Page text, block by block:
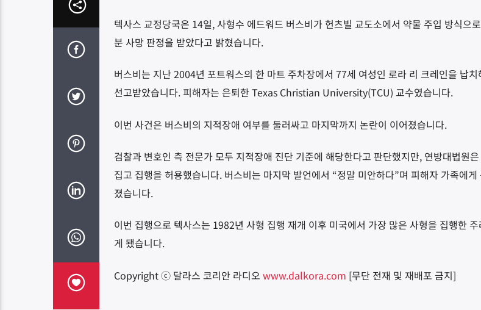
텍사스 교정당국은 14일, 사형수 에드워드 버스비가 헌츠빌 교도소에서 약물 주입 방식으
분 사망 판정을 받았다고 밝혔습니다.
버스비는 지난 2004년 포트워스의 한 마트 주차장에서 77세 여성인 로라 리 크레인을 납
선고받았습니다. 피해자는 은퇴한 Texas Christian University(TCU) 교수였습니다.
이번 사건은 버스비의 지적장애 여부를 둘러싸고 마지막까지 논란이 이어졌습니다.
검찰과 변호인 측 전문가 모두 지적장애 진단 기준에 해당한다고 판단했지만, 연방대법원
집고 집행을 허용했습니다. 버스비는 마지막 발언에서 “정말 미안하다”며 피해자 가족에
졌습니다.
이번 집행으로 텍사스는 1982년 사형 집행 재개 이후 미국에서 가장 많은 사형을 집행한
게 됐습니다.
Copyright ⓒ 달라스 코리안 라디오 www.dalkora.com [무단 전재 및 재배포 금지]